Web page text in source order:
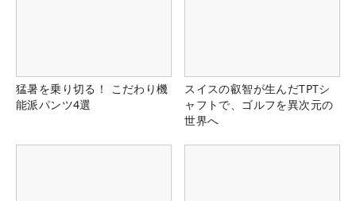
猛暑を乗り切る！ こだわり機
能派パンツ4選
スイスの叡智が生んだTPTシ
ャフトで、ゴルフを異次元の
世界へ